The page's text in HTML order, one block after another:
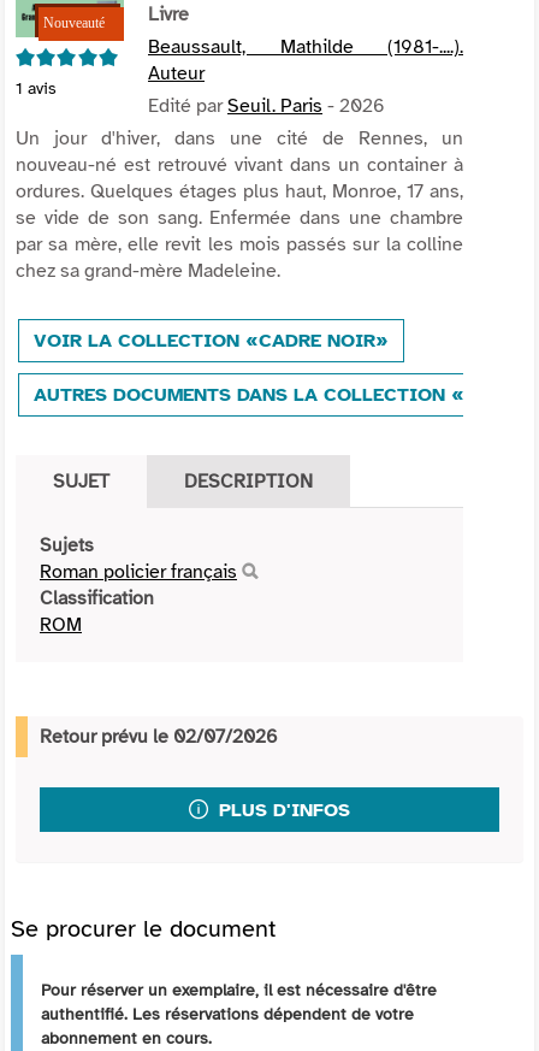
5/5
1 avis
Livre
Beaussault, Mathilde (1981-....).
Auteur
Edité parSeuil. Paris - 2026
Un jour d'hiver, dans une cité de Rennes, un
nouveau-né est retrouvé vivant dans un container à
ordures. Quelques étages plus haut, Monroe, 17 ans,
se vide de son sang. Enfermée dans une chambre
par sa mère, elle revit les mois passés sur la colline
chez sa grand-mère Madeleine.
VOIR LA COLLECTION «CADRE NOIR»
AUTRES DOCUMENTS DANS LA COLLECTION «CADRE
SUJET DESCRIPTION
Sujets
Roman policier français
Classification
ROM
Retour prévu le 02/07/2026
PLUS D'INFOS
Se procurer le document
Pour réserver un exemplaire, il est nécessaire d'être
authentifié. Les réservations dépendent de votre
abonnement en cours.